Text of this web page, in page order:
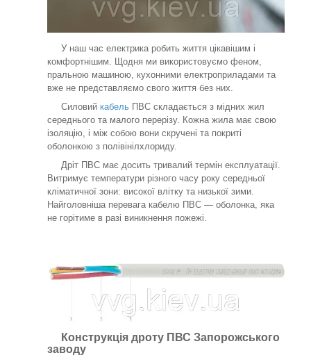
У наш час електрика робить життя цікавішим і
комфортнішим. Щодня ми використовуємо феном,
пральною машиною, кухонними електроприладами та
вже не представляємо свого життя без них.
Силовий кабель ПВС складається з мідних жил
середнього та малого перерізу. Кожна жила має свою
ізоляцію, і між собою вони скручені та покриті
оболонкою з полівінілхлориду.
Дріт ПВС має досить тривалий термін експлуатації.
Витримує температури різного часу року середньої
кліматичної зони: високої влітку та низької зими.
Найголовніша перевага кабелю ПВС — оболонка, яка
не горітиме в разі виникнення пожежі.
Конструкція дроту ПВС Запорожського
заводу